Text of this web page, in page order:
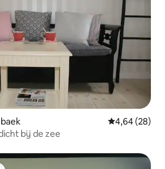
Gemiddelde
4,64 (28)
bij de zee